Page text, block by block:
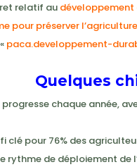
relatif au développement
pour préserver l’agriculture
paca.developpement-
Quelques
chaque année,
clé pour 76% des
rythme de déploiement de